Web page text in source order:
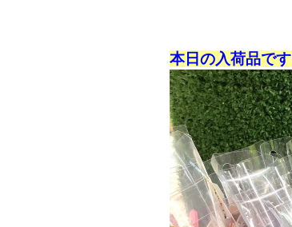
本日の入荷品です